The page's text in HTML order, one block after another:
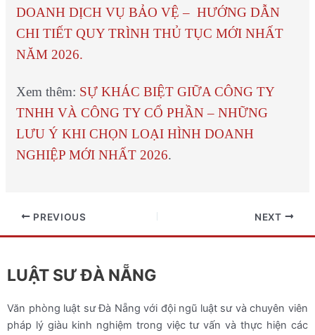
DOANH DỊCH VỤ BẢO VỆ – HƯỚNG DẪN
CHI TIẾT QUY TRÌNH THỦ TỤC MỚI NHẤT
NĂM 2026.
Xem thêm: SỰ KHÁC BIỆT GIỮA CÔNG TY
TNHH VÀ CÔNG TY CỔ PHẦN – NHỮNG
LƯU Ý KHI CHỌN LOẠI HÌNH DOANH
NGHIỆP MỚI NHẤT 2026.
PREVIOUS NEXT
LUẬT SƯ ĐÀ NẴNG
Văn phòng luật sư Đà Nẵng với đội ngũ luật sư và chuyên viên
pháp lý giàu kinh nghiệm trong việc tư vấn và thực hiện các